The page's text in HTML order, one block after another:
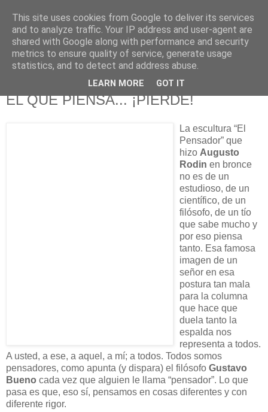
625 RANAS
LA TELEVISIÓN DESDE EL PUNTO DE VISTA BATRACIO
EL QUE PIENSA... ¡PIERDE!
La escultura “El
Pensador” que
hizo Augusto
Rodin en bronce
no es de un
estudioso, de un
científico, de un
filósofo, de un tío
que sabe mucho y
por eso piensa
tanto. Esa famosa
imagen de un
señor en esa
postura tan mala
para la columna
que hace que
duela tanto la
espalda nos
representa a todos.
A usted, a ese, a aquel, a mí; a todos. Todos somos
pensadores, como apunta (y dispara) el filósofo Gustavo
Bueno cada vez que alguien le llama “pensador”. Lo que
pasa es que, eso sí, pensamos en cosas diferentes y con
diferente rigor.
This site uses cookies from Google to deliver its services
and to analyze traffic. Your IP address and user-agent are
shared with Google along with performance and security
metrics to ensure quality of service, generate usage
statistics, and to detect and address abuse.
LEARN MORE GOT IT